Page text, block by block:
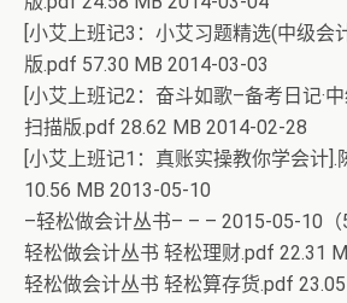
[小艾上班记3：小艾习题精选(中级会
版.pdf 57.30 MB 2014-03-03
[小艾上班记2：奋斗如歌–备考日记·
扫描版.pdf 28.62 MB 2014-02-28
[小艾上班记1：真账实操教你学会计].
10.56 MB 2013-05-10
–轻松做会计丛书– – – 2015-05-10（
轻松做会计丛书 轻松理财.pdf 22.31
轻松做会计丛书 轻松算存货.pdf